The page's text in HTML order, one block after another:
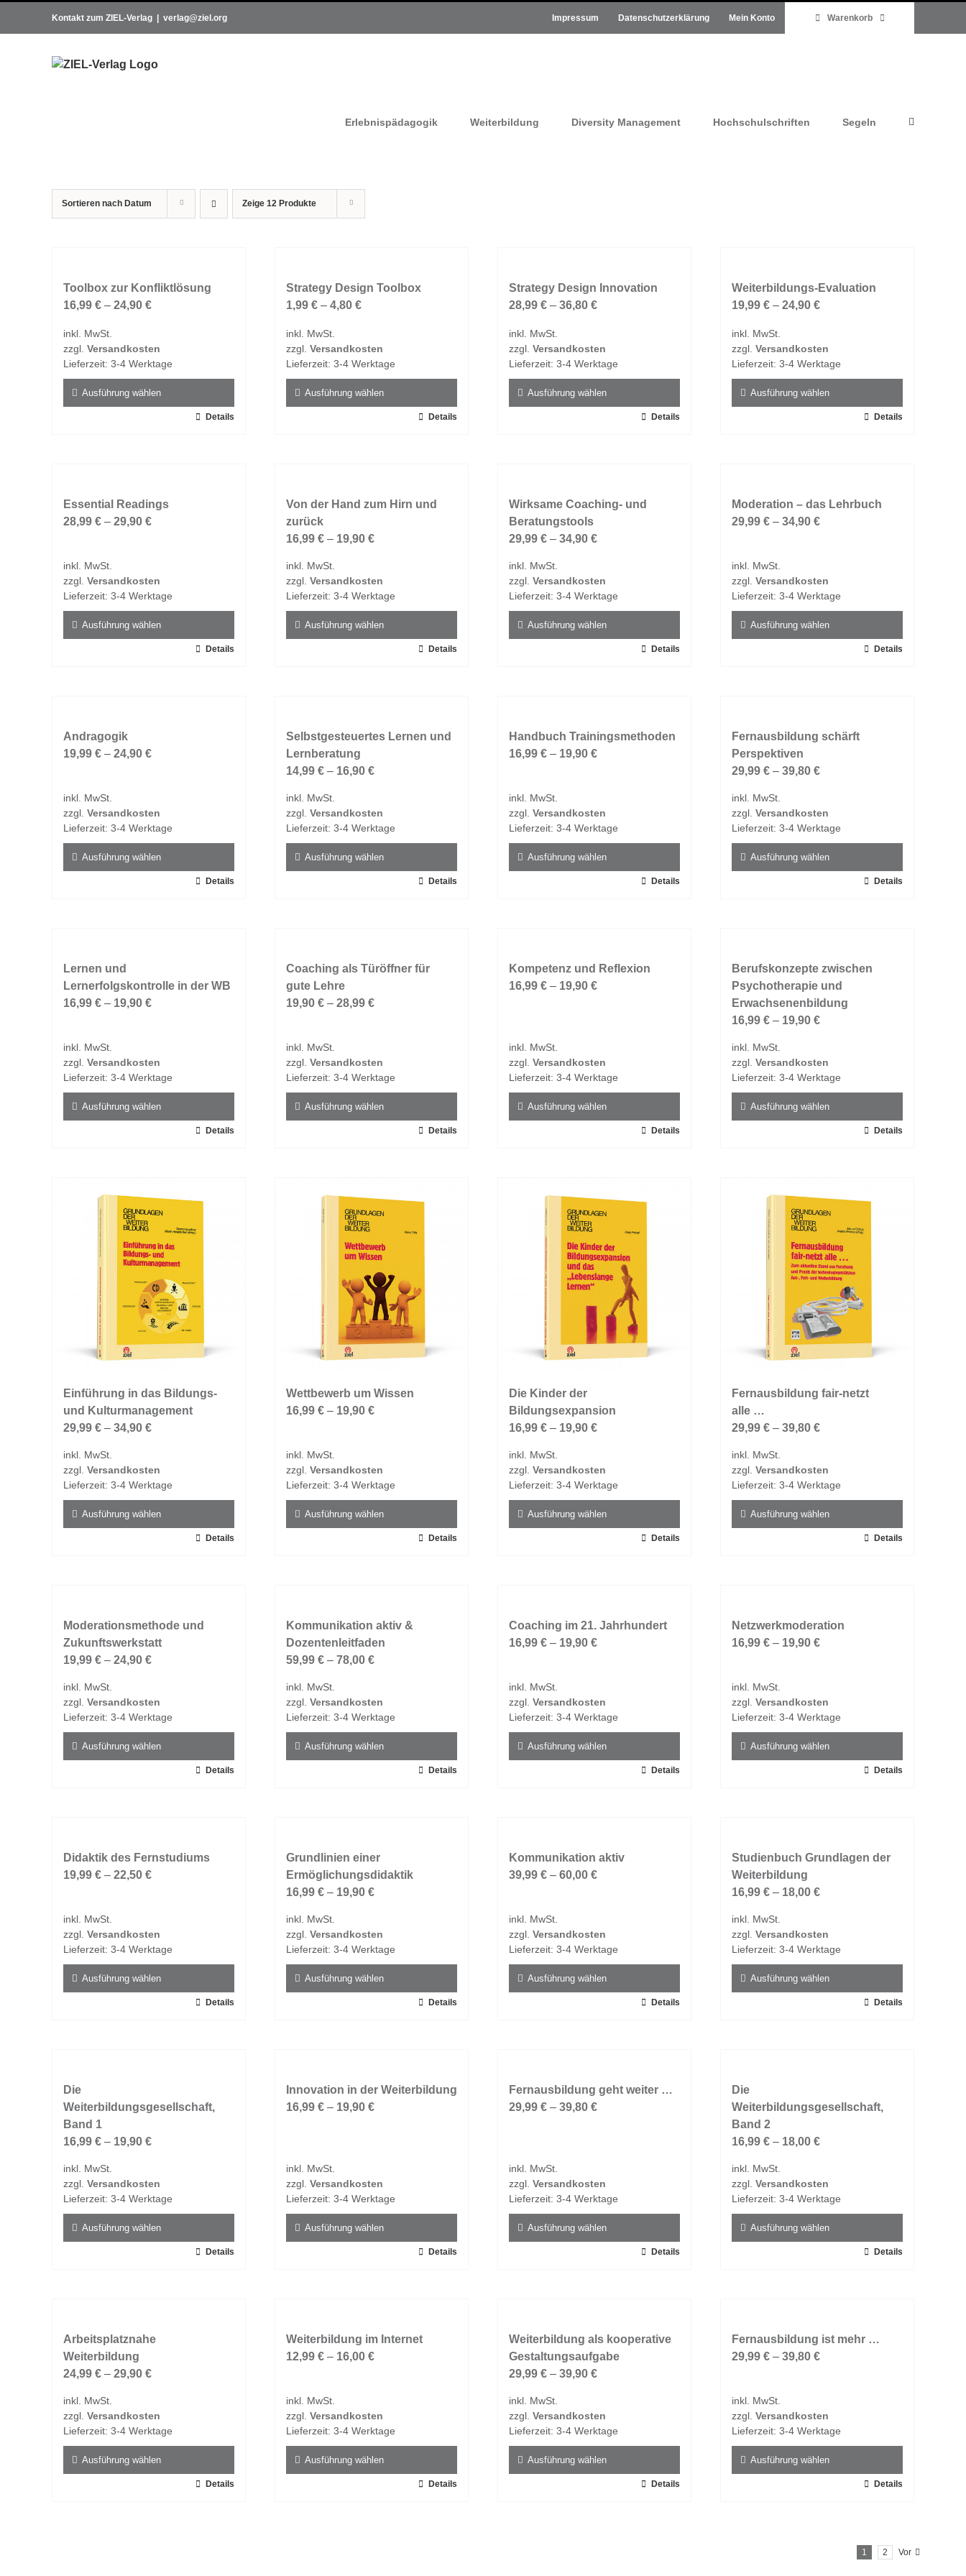
Kontakt zum ZIEL-Verlag verlag@ziel.org Impressum Datenschutzerklärung Mein Konto Warenkorb
Erlebnispädagogik Weiterbildung Diversity Management Hochschulschriften Segeln
Sortieren nach Datum Zeige 12 Produkte
Toolbox zur Konfliktlösung
16,99 € – 24,90 €
inkl. MwSt.
zzgl. Versandkosten
Lieferzeit: 3-4 Werktage
Ausführung wählen
auf.
Die
auf
der
gewählt
werden
Details
Strategy Design Toolbox
1,99 € – 4,80 €
inkl. MwSt.
zzgl. Versandkosten
Lieferzeit: 3-4 Werktage
Ausführung wählen
auf.
Die
Optionen
auf
der
gewählt
werden
Details
Strategy Design Innovation
28,99 € – 36,80 €
inkl. MwSt.
zzgl. Versandkosten
Lieferzeit: 3-4 Werktage
Ausführung wählen
auf.
Die
Optionen
auf
der
gewählt
werden
Details
Weiterbildungs-Evaluation
19,99 € – 24,90 €
inkl. MwSt.
zzgl. Versandkosten
Lieferzeit: 3-4 Werktage
Ausführung wählen
auf.
Die
auf
der
gewählt
werden
Details
Essential Readings
28,99 € – 29,90 €
inkl. MwSt.
zzgl. Versandkosten
Lieferzeit: 3-4 Werktage
Ausführung wählen
auf.
Die
auf
der
gewählt
werden
Details
Von der Hand zum Hirn und
zurück
16,99 € – 19,90 €
inkl. MwSt.
zzgl. Versandkosten
Lieferzeit: 3-4 Werktage
Ausführung wählen
auf.
Die
Optionen
auf
der
gewählt
werden
Details
Wirksame Coaching- und
Beratungstools
29,99 € – 34,90 €
inkl. MwSt.
zzgl. Versandkosten
Lieferzeit: 3-4 Werktage
Ausführung wählen
auf.
Die
auf
der
gewählt
werden
Details
Moderation – das Lehrbuch
29,99 € – 34,90 €
inkl. MwSt.
zzgl. Versandkosten
Lieferzeit: 3-4 Werktage
Ausführung wählen
auf.
Die
Optionen
auf
der
gewählt
werden
Details
Andragogik
19,99 € – 24,90 €
inkl. MwSt.
zzgl. Versandkosten
Lieferzeit: 3-4 Werktage
Ausführung wählen
auf.
Die
Optionen
der
Produktseite
werden
Details
Selbstgesteuertes Lernen und
Lernberatung
14,99 € – 16,90 €
inkl. MwSt.
zzgl. Versandkosten
Lieferzeit: 3-4 Werktage
Ausführung wählen
auf.
Die
Optionen
der
Produktseite
werden
Details
Handbuch Trainingsmethoden
16,99 € – 19,90 €
inkl. MwSt.
zzgl. Versandkosten
Lieferzeit: 3-4 Werktage
Ausführung wählen
auf.
Die
der
Produktseite
werden
Details
Fernausbildung schärft
Perspektiven
29,99 € – 39,80 €
inkl. MwSt.
zzgl. Versandkosten
Lieferzeit: 3-4 Werktage
Ausführung wählen
auf.
Die
Optionen
können
der
Produktseite
werden
Details
Lernen und
Lernerfolgskontrolle in der WB
16,99 € – 19,90 €
inkl. MwSt.
zzgl. Versandkosten
Lieferzeit: 3-4 Werktage
Ausführung wählen
Varianten
Optionen
können
Produktseite
gewählt
werden
Details
Coaching als Türöffner für
gute Lehre
19,90 € – 28,99 €
inkl. MwSt.
zzgl. Versandkosten
Lieferzeit: 3-4 Werktage
Ausführung wählen
Varianten
Produktseite
gewählt
werden
Details
Kompetenz und Reflexion
16,99 € – 19,90 €
inkl. MwSt.
zzgl. Versandkosten
Lieferzeit: 3-4 Werktage
Ausführung wählen
Varianten
Optionen
können
Produktseite
gewählt
werden
Details
Berufskonzepte zwischen
Psychotherapie und
Erwachsenenbildung
16,99 € – 19,90 €
inkl. MwSt.
zzgl. Versandkosten
Lieferzeit: 3-4 Werktage
Ausführung wählen
Varianten
Optionen
Produktseite
gewählt
werden
Details
Einführung in das Bildungs-
und Kulturmanagement
29,99 € – 34,90 €
inkl. MwSt.
zzgl. Versandkosten
Lieferzeit: 3-4 Werktage
Ausführung wählen
auf.
Die
Optionen
auf
der
gewählt
werden
Details
Wettbewerb um Wissen
16,99 € – 19,90 €
inkl. MwSt.
zzgl. Versandkosten
Lieferzeit: 3-4 Werktage
Ausführung wählen
auf.
Die
Optionen
auf
der
gewählt
werden
Details
Die Kinder der
Bildungsexpansion
16,99 € – 19,90 €
inkl. MwSt.
zzgl. Versandkosten
Lieferzeit: 3-4 Werktage
Ausführung wählen
auf.
Die
auf
der
gewählt
werden
Details
Fernausbildung fair-netzt
alle …
29,99 € – 39,80 €
inkl. MwSt.
zzgl. Versandkosten
Lieferzeit: 3-4 Werktage
Ausführung wählen
auf.
Die
auf
der
gewählt
werden
Details
Moderationsmethode und
Zukunftswerkstatt
19,99 € – 24,90 €
inkl. MwSt.
zzgl. Versandkosten
Lieferzeit: 3-4 Werktage
Ausführung wählen
auf.
Die
auf
der
gewählt
werden
Details
Kommunikation aktiv &
Dozentenleitfaden
59,99 € – 78,00 €
inkl. MwSt.
zzgl. Versandkosten
Lieferzeit: 3-4 Werktage
Ausführung wählen
auf.
Die
Optionen
auf
der
gewählt
werden
Details
Coaching im 21. Jahrhundert
16,99 € – 19,90 €
inkl. MwSt.
zzgl. Versandkosten
Lieferzeit: 3-4 Werktage
Ausführung wählen
auf.
Die
auf
der
gewählt
werden
Details
Netzwerkmoderation
16,99 € – 19,90 €
inkl. MwSt.
zzgl. Versandkosten
Lieferzeit: 3-4 Werktage
Ausführung wählen
auf.
Die
Optionen
auf
der
gewählt
werden
Details
Didaktik des Fernstudiums
19,99 € – 22,50 €
inkl. MwSt.
zzgl. Versandkosten
Lieferzeit: 3-4 Werktage
Ausführung wählen
auf.
Die
Optionen
können
der
Produktseite
werden
Details
Grundlinien einer
Ermöglichungsdidaktik
16,99 € – 19,90 €
inkl. MwSt.
zzgl. Versandkosten
Lieferzeit: 3-4 Werktage
Ausführung wählen
auf.
Die
der
Produktseite
werden
Details
Kommunikation aktiv
39,99 € – 60,00 €
inkl. MwSt.
zzgl. Versandkosten
Lieferzeit: 3-4 Werktage
Ausführung wählen
auf.
Die
der
Produktseite
werden
Details
Studienbuch Grundlagen der
Weiterbildung
16,99 € – 18,00 €
inkl. MwSt.
zzgl. Versandkosten
Lieferzeit: 3-4 Werktage
Ausführung wählen
auf.
Die
Optionen
können
der
Produktseite
werden
Details
Die
Weiterbildungsgesellschaft,
Band 1
16,99 € – 19,90 €
inkl. MwSt.
zzgl. Versandkosten
Lieferzeit: 3-4 Werktage
Ausführung wählen
auf.
Die
Optionen
auf
der
gewählt
werden
Details
Innovation in der Weiterbildung
16,99 € – 19,90 €
inkl. MwSt.
zzgl. Versandkosten
Lieferzeit: 3-4 Werktage
Ausführung wählen
auf.
Die
auf
der
gewählt
werden
Details
Fernausbildung geht weiter …
29,99 € – 39,80 €
inkl. MwSt.
zzgl. Versandkosten
Lieferzeit: 3-4 Werktage
Ausführung wählen
auf.
Die
Optionen
auf
der
gewählt
werden
Details
Die
Weiterbildungsgesellschaft,
Band 2
16,99 € – 18,00 €
inkl. MwSt.
zzgl. Versandkosten
Lieferzeit: 3-4 Werktage
Ausführung wählen
auf.
Die
auf
der
gewählt
werden
Details
Arbeitsplatznahe
Weiterbildung
24,99 € – 29,90 €
inkl. MwSt.
zzgl. Versandkosten
Lieferzeit: 3-4 Werktage
Ausführung wählen
Details
Weiterbildung im Internet
12,99 € – 16,00 €
inkl. MwSt.
zzgl. Versandkosten
Lieferzeit: 3-4 Werktage
Ausführung wählen
Details
Weiterbildung als kooperative
Gestaltungsaufgabe
29,99 € – 39,90 €
inkl. MwSt.
zzgl. Versandkosten
Lieferzeit: 3-4 Werktage
Ausführung wählen
Details
Fernausbildung ist mehr …
29,99 € – 39,80 €
inkl. MwSt.
zzgl. Versandkosten
Lieferzeit: 3-4 Werktage
Ausführung wählen
Details
1 2 Vor